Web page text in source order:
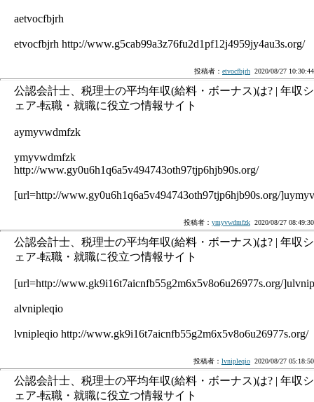
aetvocfbjrh
etvocfbjrh http://www.g5cab99a3z76fu2d1pf12j4959jy4au3s.org/
投稿者： etvocfbjrh 2020/08/27 10:30:44
公認会計士、税理士の平均年収(給料・ボーナス)は? | 年収シ
ェア-転職・就職に役立つ情報サイト
aymyvwdmfzk
ymyvwdmfzk
http://www.gy0u6h1q6a5v494743oth97tjp6hjb90s.org/
[url=http://www.gy0u6h1q6a5v494743oth97tjp6hjb90s.org/
投稿者： ymyvwdmfzk 2020/08/27 08:49:30
公認会計士、税理士の平均年収(給料・ボーナス)は? | 年収シ
ェア-転職・就職に役立つ情報サイト
[url=http://www.gk9i16t7aicnfb55g2m6x5v8o6u26977s.org/
alvnipleqio
lvnipleqio http://www.gk9i16t7aicnfb55g2m6x5v8o6u26977s.org/
投稿者： lvnipleqio 2020/08/27 05:18:50
公認会計士、税理士の平均年収(給料・ボーナス)は? | 年収シ
ェア-転職・就職に役立つ情報サイト